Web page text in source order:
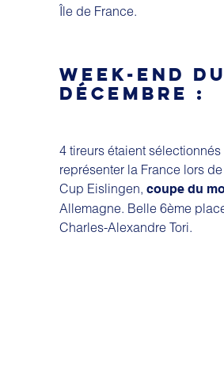
Île de France.
WEEK-END
DÉCEMBRE :
4 tireurs étaient sélectionnés
représenter la France lors
Cup Eislingen, coupe du
Allemagne. Belle 6ème
Charles-Alexandre Tori.